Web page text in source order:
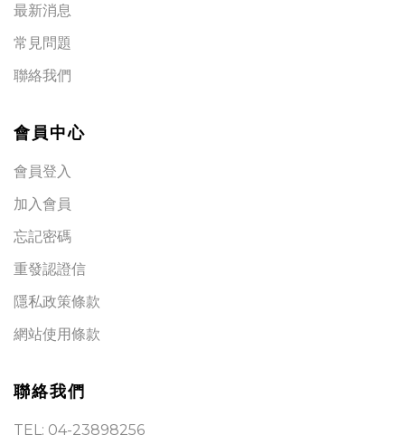
最新消息
常見問題
聯絡我們
會員中心
會員登入
加入會員
忘記密碼
重發認證信
隱私政策條款
網站使用條款
聯絡我們
TEL: 04-23898256